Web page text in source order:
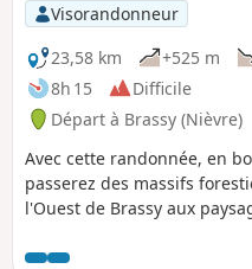
Visorandonneur
23,58 km
+525 m
8h 15
Difficile
Départ à Brassy (Nièvre)
Avec cette randonnée, en
passerez des massifs
l'Ouest de Brassy aux
Vauclaix, avec des vues